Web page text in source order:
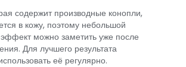
содержит производные конопли,
в кожу, поэтому небольшой
можно заметить уже после
Для лучшего результата
её регулярно.